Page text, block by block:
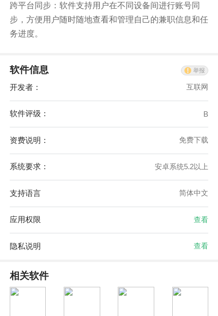
跨平台同步：软件支持用户在不同设备间进行账号同
步，方便用户随时随地查看和管理自己的兼职信息和任
务进度。
软件信息 举报
开发者： 互联网
软件评级： B
资费说明： 免费下载
系统要求： 安卓系统5.2以上
支持语言 简体中文
应用权限 查看
隐私说明 查看
相关软件